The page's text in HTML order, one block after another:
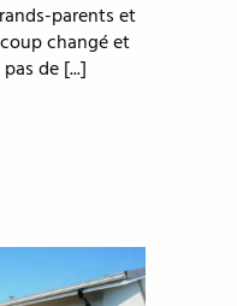
parents et
changé et
de [...]